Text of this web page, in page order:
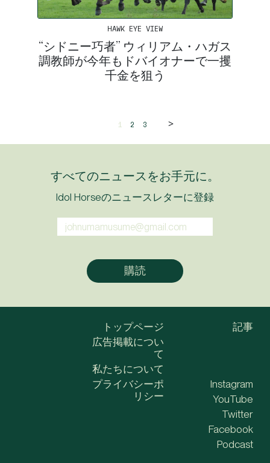
HAWK EYE VIEW
“シドニー巧者” ウィリアム・ハガス
調教師が今年もドバイオナーで一攫
千金を狙う
1 2 3 >
すべてのニュースをお手元に。
Idol Horseのニュースレターに登録
トップページ
広告掲載につい
て
私たちについて
記事
プライバシーポ
リシー
Instagram
YouTube
Twitter
Facebook
Podcast